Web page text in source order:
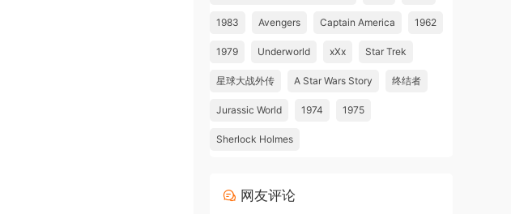
1983 Avengers Captain America 1962
1979 Underworld xXx Star Trek
星球大战外传 A Star Wars Story 终结者
Jurassic World 1974 1975
Sherlock Holmes
网友评论